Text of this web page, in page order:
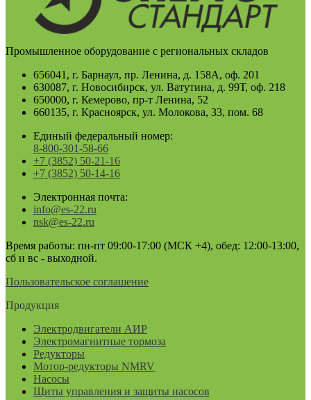
Промышленное оборудование с региональных складов
656041, г. Барнаул, пр. Ленина, д. 158А, оф. 201
630087, г. Новосибирск, ул. Ватутина, д. 99Т, оф. 218
650000, г. Кемерово, пр-т Ленина, 52
660135, г. Красноярск, ул. Молокова, 33, пом. 68
Единый федеральный номер:
8-800-301-58-66
+7 (3852) 50-21-16
+7 (3852) 50-14-16
Электронная почта:
info@es-22.ru
nsk@es-22.ru
Время работы: пн-пт 09:00-17:00 (МСК +4), обед: 12:00-13:00,
сб и вс - выходной.
Пользовательское соглашение
Продукция
Электродвигатели АИР
Электромагнитные тормоза
Редукторы
Мотор-редукторы NMRV
Насосы
Щиты управления и защиты насосов